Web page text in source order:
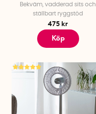
Bekväm, vadderad sits och
ställbart ryggstöd
475 kr
Köp